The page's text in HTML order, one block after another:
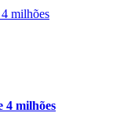
4 milhões